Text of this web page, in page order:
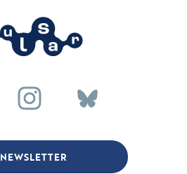
NEWSLETTER